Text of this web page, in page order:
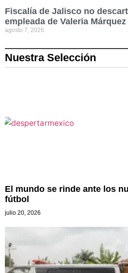
Fiscalía de Jalisco no
empleada de Valeria
agosto 7, 2026
Nuestra Selección
El mundo se rinde ante los
fútbol
julio 20, 2026